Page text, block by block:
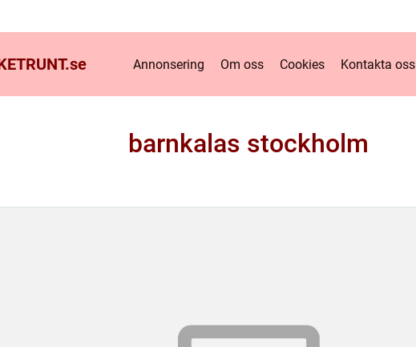
se Annonsering Om oss Cookies Kontakta oss
barnkalas stockholm